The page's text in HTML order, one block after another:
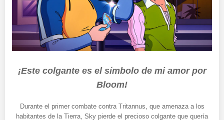
¡Este colgante es el símbolo de mi amor por
Bloom!
Durante el primer combate contra Tritannus, que amenaza a los
habitantes de la Tierra, Sky pierde el precioso colgante que quería